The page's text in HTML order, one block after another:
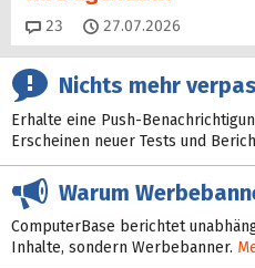
23 Kommentare
27.07.2026
Nichts mehr
Erhalte eine Push-
Erscheinen neuer Tests und
Warum
ComputerBase berichtet
Inhalte, sondern Werbebanner.